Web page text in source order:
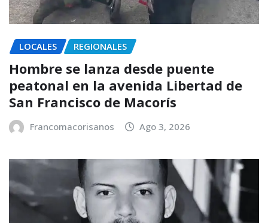
LOCALES REGIONALES
Hombre se lanza desde puente
peatonal en la avenida Libertad de
San Francisco de Macorís
Francomacorisanos Ago 3, 2026